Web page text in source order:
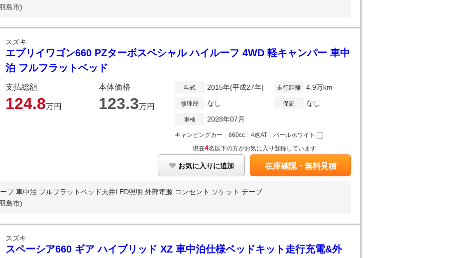
島市)
スズキ
エブリイワゴン660 PZターボスペシャル ハイルーフ 4WD 軽キャンパー 車中
泊 フルフラットベッド
支払総額
124.8万円
本体価格
123.3万円
年式 2015年(平成27年)
修理歴 なし
車検 2028年07月
走行距離 4.9万km
保証 なし
キャンピングカー 660cc 4速AT
パールホワイト
現在4名以下の方がお気に入り登録しています
お気に入りに追加 在庫確認・無料見積
フ 車中泊 フルフラットベッド天井LED照明 外部電源 コンセント ソケット テーブ...
島市)
スズキ
スペーシア660 ギア ハイブリッド XZ 車中泊仕様ベッドキット走行充電&外